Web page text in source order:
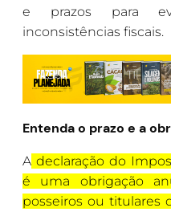
e prazos para
inconsistências fiscais.
Entenda o prazo e a
A declaração do
é uma obrigação
posseiros ou titulares